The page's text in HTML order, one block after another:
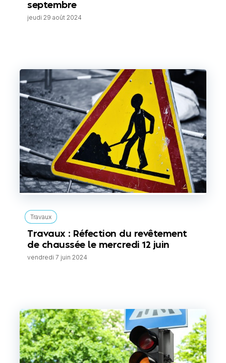
septembre
jeudi 29 août 2024
Travaux
Travaux : Réfection du revêtement
de chaussée le mercredi 12 juin
vendredi 7 juin 2024